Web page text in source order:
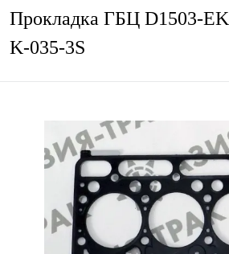
Прокладка ГБЦ D1503-
K-035-3S